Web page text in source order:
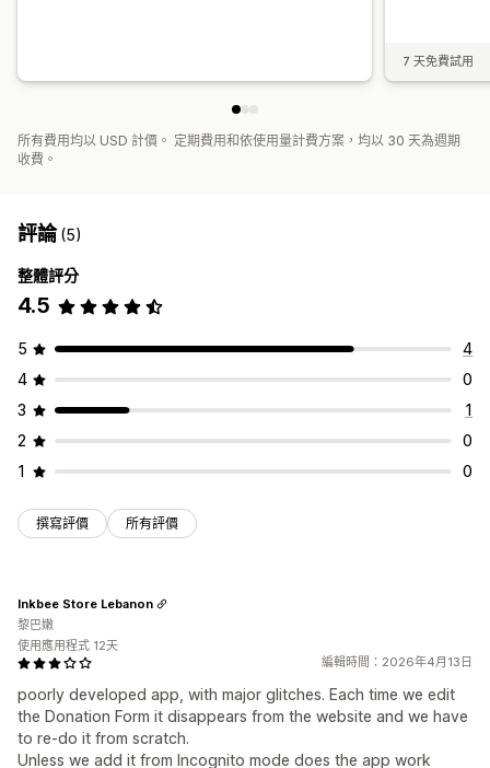
7 天免費試用
所有費用均以 USD 計價。 定期費用和依使用量計費方案，均以 30 天為週期
收費。
評論(5)
整體評分
4.5
5
4
4
0
3
1
2
0
1
0
撰寫評價 所有評價
編輯時間：2026年4月13日
poorly developed app, with major glitches. Each time we edit
the Donation Form it disappears from the website and we have
to re-do it from scratch.
Unless we add it from Incognito mode does the app work
Inkbee Store Lebanon
黎巴嫩
使用應用程式 12天